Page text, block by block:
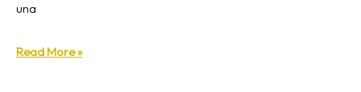
una
Read More »